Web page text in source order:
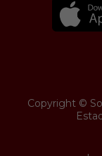
Copyright ©